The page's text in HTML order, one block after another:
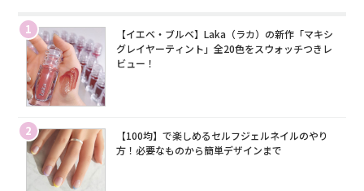
1
【イエベ・ブルベ】Laka（ラカ）の新作「マキシ
グレイヤーティント」全20色をスウォッチつきレ
ビュー！
2
【100均】で楽しめるセルフジェルネイルのやり
方！必要なものから簡単デザインまで